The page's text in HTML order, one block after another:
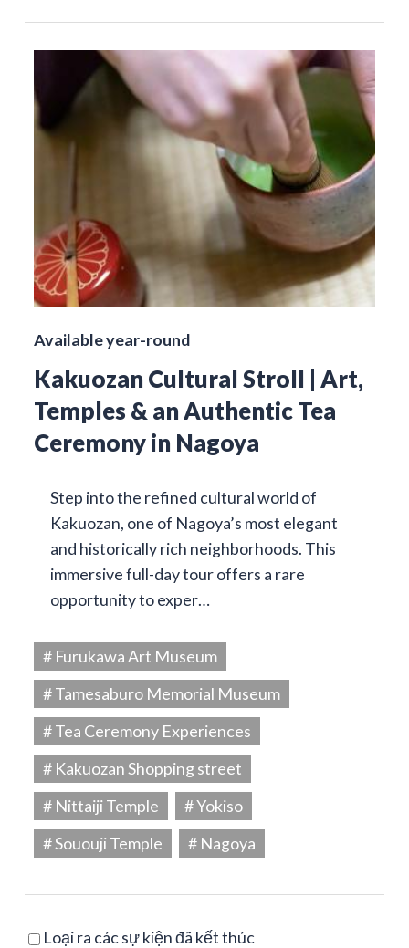
Available year-round
Kakuozan Cultural Stroll | Art,
Temples & an Authentic Tea
Ceremony in Nagoya
Step into the refined cultural world of
Kakuozan, one of Nagoya’s most elegant
and historically rich neighborhoods. This
immersive full-day tour offers a rare
opportunity to exper…
# Furukawa Art Museum
# Tamesaburo Memorial Museum
# Tea Ceremony Experiences
# Kakuozan Shopping street
# Nittaiji Temple
# Yokiso
# Sououji Temple
# Nagoya
Loại ra các sự kiện đã kết thúc